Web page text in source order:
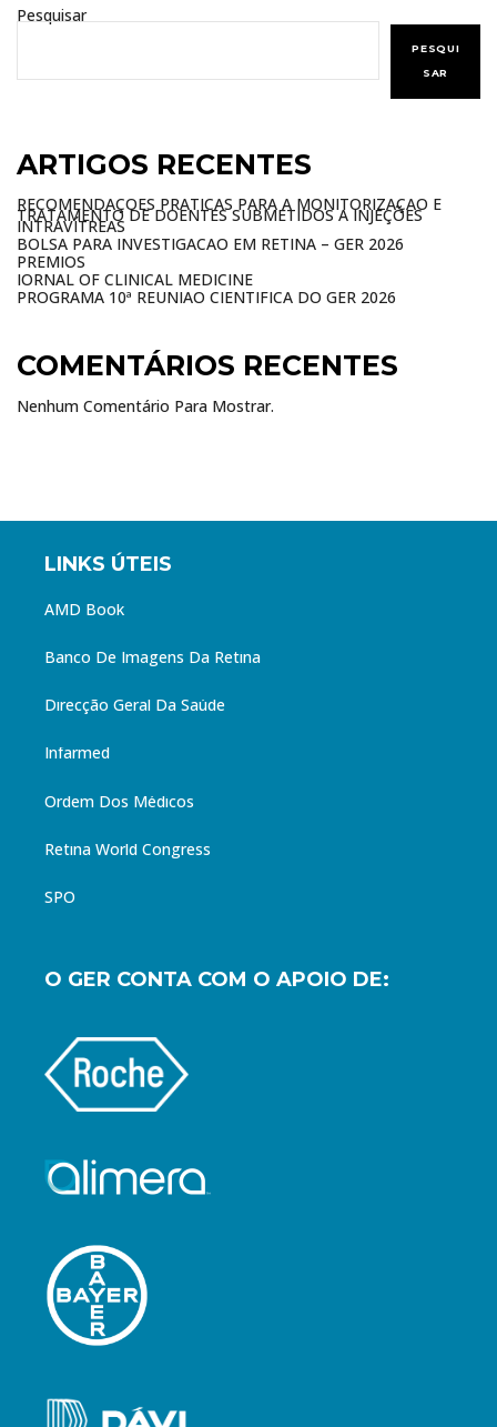
Pesquisar
PESQUI
SAR
ARTIGOS RECENTES
RECOMENDAÇÕES PRÁTICAS PARA A MONITORIZAÇÃO E
TRATAMENTO DE DOENTES SUBMETIDOS A INJEÇÕES
INTRAVÍTREAS
BOLSA PARA INVESTIGAÇÃO EM RETINA – GER 2026
PRÉMIOS
JORNAL OF CLINICAL MEDICINE
PROGRAMA 10ª REUNIÃO CIENTIFICA DO GER 2026
COMENTÁRIOS RECENTES
Nenhum Comentário Para Mostrar.
LINKS ÚTEIS
AMD Book
Banco De Imagens Da Retina
Direcção Geral Da Saúde
Infarmed
Ordem Dos Médicos
Retina World Congress
SPO
O GER CONTA COM O APOIO DE: